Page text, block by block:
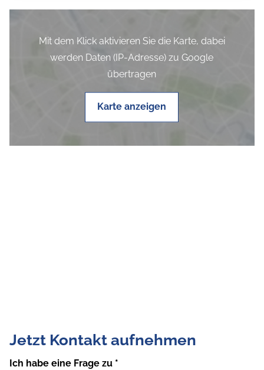
Mit dem Klick aktivieren Sie die Karte, dabei
werden Daten (IP-Adresse) zu Google
übertragen
Karte anzeigen
Jetzt Kontakt aufnehmen
Ich habe eine Frage zu *